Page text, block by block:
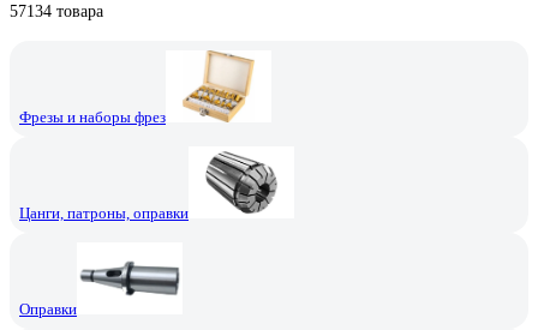
57134 товара
Фрезы и наборы фрез
Цанги, патроны, оправки
Оправки